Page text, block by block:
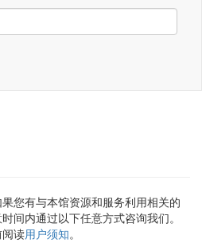
您有与本馆资源和服务利用相关的
间内通过以下任意方式咨询我们。
读用户须知。